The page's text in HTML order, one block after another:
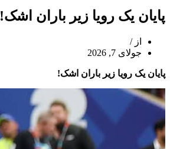
پایان یک رویا زیر باران اشک!
از
جولای 7, 2026
پایان یک رویا زیر باران اشک!